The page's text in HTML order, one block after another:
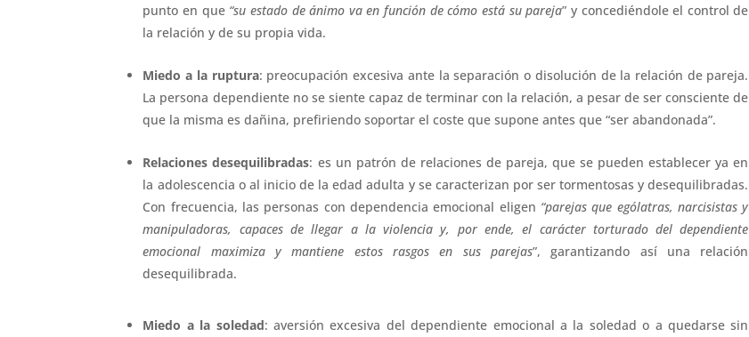
punto en que “su estado de ánimo va en función de cómo está su pareja” y concediéndole el control de
la relación y de su propia vida.
Miedo a la ruptura: preocupación excesiva ante la separación o disolución de la relación de pareja.
La persona dependiente no se siente capaz de terminar con la relación, a pesar de ser consciente de
que la misma es dañina, prefiriendo soportar el coste que supone antes que “ser abandonada”.
Relaciones desequilibradas: es un patrón de relaciones de pareja, que se pueden establecer ya en
la adolescencia o al inicio de la edad adulta y se caracterizan por ser tormentosas y desequilibradas.
Con frecuencia, las personas con dependencia emocional eligen “parejas que ególatras, narcisistas y
manipuladoras, capaces de llegar a la violencia y, por ende, el carácter torturado del dependiente
emocional maximiza y mantiene estos rasgos en sus parejas”, garantizando así una relación
desequilibrada.
Miedo a la soledad: aversión excesiva del dependiente emocional a la soledad o a quedarse sin